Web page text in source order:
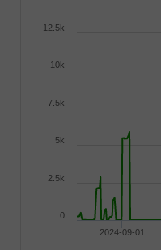
2024-09-01
0
2.5k
5k
7.5k
10k
12.5k